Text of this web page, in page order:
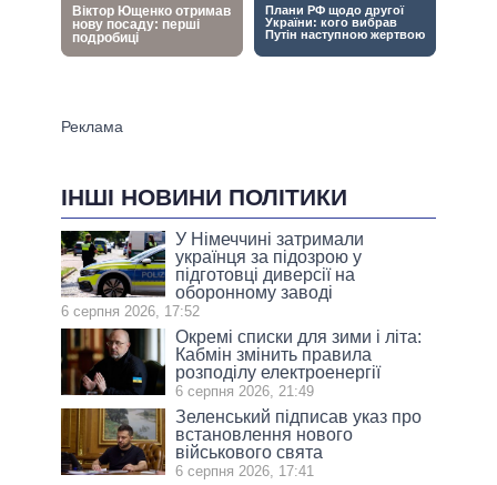
ІНШІ НОВИНИ ПОЛІТИКИ
У Німеччині затримали
українця за підозрою у
підготовці диверсії на
оборонному заводі
6 серпня 2026, 17:52
Окремі списки для зими і літа:
Кабмін змінить правила
розподілу електроенергії
6 серпня 2026, 21:49
Зеленський підписав указ про
встановлення нового
військового свята
6 серпня 2026, 17:41